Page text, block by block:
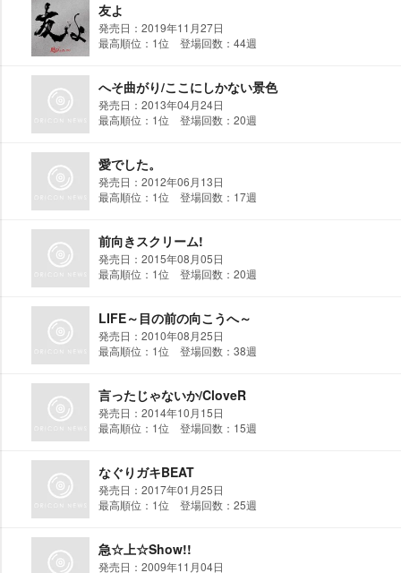
友よ
発売日：2019年11月27日
最高順位：1位 登場回数：44週
へそ曲がり/ここにしかない景色
発売日：2013年04月24日
最高順位：1位 登場回数：20週
愛でした。
発売日：2012年06月13日
最高順位：1位 登場回数：17週
前向きスクリーム!
発売日：2015年08月05日
最高順位：1位 登場回数：20週
LIFE～目の前の向こうへ～
発売日：2010年08月25日
最高順位：1位 登場回数：38週
言ったじゃないか/CloveR
発売日：2014年10月15日
最高順位：1位 登場回数：15週
なぐりガキBEAT
発売日：2017年01月25日
最高順位：1位 登場回数：25週
急☆上☆Show!!
発売日：2009年11月04日